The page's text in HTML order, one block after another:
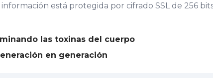
está protegida por cifrado SSL de 256
las toxinas del cuerpo
en generación